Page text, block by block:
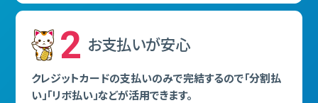
2 お⽀払いが安⼼
クレジットカードの⽀払いのみで完結するので「分割払
い」「リボ払い」などが活⽤できます。